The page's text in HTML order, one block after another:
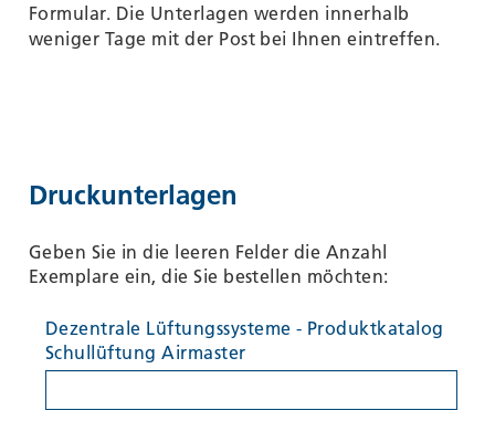
Formular. Die Unterlagen werden innerhalb
weniger Tage mit der Post bei Ihnen eintreffen.
Druckunterlagen
Geben Sie in die leeren Felder die Anzahl
Exemplare ein, die Sie bestellen möchten:
Dezentrale Lüftungssysteme - Produktkatalog
Schullüftung Airmaster